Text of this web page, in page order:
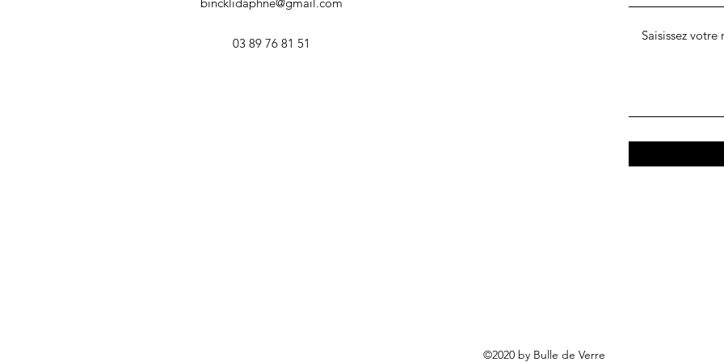
03 89 76 81 51
©2020 by Bulle de Verre